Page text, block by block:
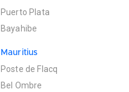
Puerto Plata
Bayahibe
Mauritius
Poste de Flacq
Bel Ombre